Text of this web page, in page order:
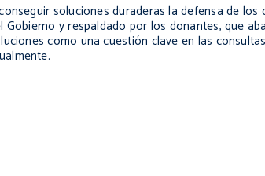
soluciones duraderas la defensa de los
y respaldado por los donantes, que
como una cuestión clave en las